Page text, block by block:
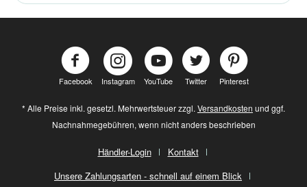
Facebook Instagram YouTube Twitter Pinterest
* Alle Preise inkl. gesetzl. Mehrwertsteuer zzgl. Versandkosten und ggf.
Nachnahmegebühren, wenn nicht anders beschrieben
Händler-Login
Kontakt
Unsere Zahlungsarten - schnell auf einem Blick